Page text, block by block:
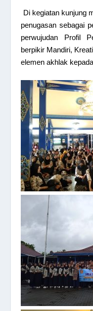
Di kegiatan kunjung
penugasan sebagai
perwujudan Profil
berpikir Mandiri,
elemen akhlak